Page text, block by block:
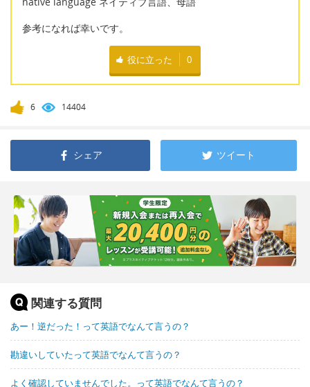
参考になれば幸いです。
役に立った 0
6 14404
シェア ツイート
関連する質問
あー！逆だった！って英語でなんて言うの？
勘違いしていたって英語でなんて言うの？
よく確認していませんでした。って英語でなんて言うの？